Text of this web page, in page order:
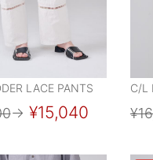
LACE PANTS
→ ¥15,040
C/L